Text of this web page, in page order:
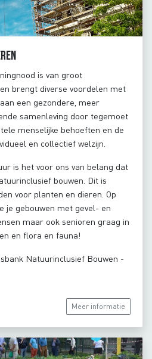
is van groot
brengt diverse voordelen met
een gezondere, meer
samenleving door tegemoet
menselijke behoeften en de
en collectief welzijn.
is het voor ons van belang dat
bouwen. Dit is
voor planten en dieren. Op
je gebouwen met gevel- en
maar ook senioren graag in
en flora en fauna!
Natuurinclusief Bouwen -
Meer informatie